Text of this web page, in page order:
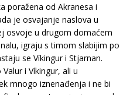
poražena od Akranesa i
je osvajanje naslova u
osvoje u drugom domaćem
igraju s timom slabijim po
se Víkingur i Stjarnan.
i Víkingur, ali u
mnogo iznenađenja i ne bi